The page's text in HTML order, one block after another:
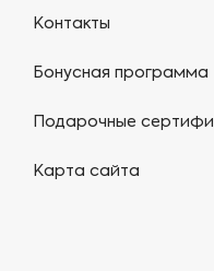
Контакты
Бонусная программа
Подарочные
Карта сайта